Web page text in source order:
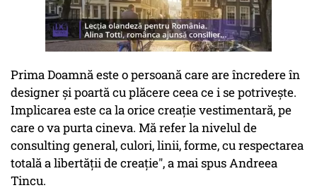
Prima Doamnă este o persoană care are încredere în
designer și poartă cu plăcere ceea ce i se potrivește.
Implicarea este ca la orice creație vestimentară, pe
care o va purta cineva. Mă refer la nivelul de
consulting general, culori, linii, forme, cu respectarea
totală a libertății de creație", a mai spus Andreea
Tincu.